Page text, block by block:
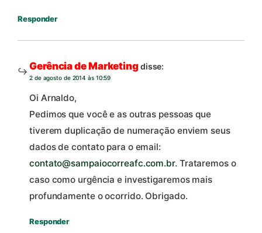
Responder
Gerência de Marketingdisse:
2 de agosto de 2014 às 10:59
Oi Arnaldo,
Pedimos que você e as outras pessoas que
tiverem duplicação de numeração enviem seus
dados de contato para o email:
contato@sampaiocorreafc.com.br. Trataremos o
caso como urgência e investigaremos mais
profundamente o ocorrido. Obrigado.
Responder